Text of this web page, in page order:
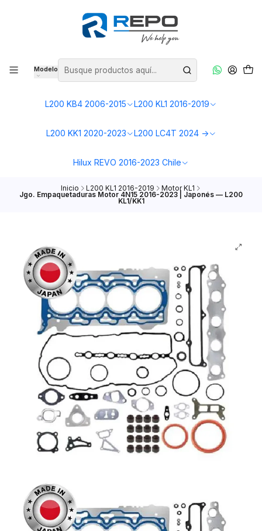
Modelo
L200 KB4 2006-2015 L200 KL1 2016-2019
L200 KK1 2020-2023 L200 LC4T 2024 ->
Hilux REVO 2016-2023 Chile
Inicio L200 KL1 2016-2019 Motor KL1
Jgo. Empaquetaduras Motor 4N15 2016-2023 | Japonés — L200
KL1/KK1